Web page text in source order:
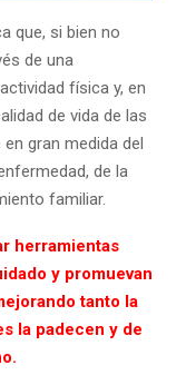
que, si bien no
de una
física y, en
de vida de las
gran medida del
de la
familiar.
herramientas
y promuevan
tanto la
la padecen y de